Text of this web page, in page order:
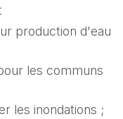
production d'eau
les communs
les inondations ;